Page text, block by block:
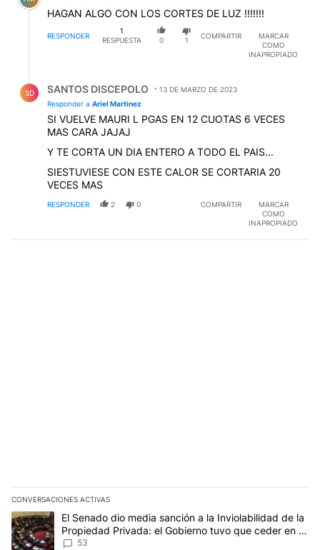
HAGAN ALGO CON LOS CORTES DE LUZ !!!!!!!
RESPONDER
1
RESPUESTA
0 1
COMPARTIR
MARCAR
COMO
INAPROPIADO
SD SANTOS DISCEPOLO
13 DE MARZO DE 2023
Responder a Ariel Martinez
SI VUELVE MAURI L PGAS EN 12 CUOTAS 6 VECES
MAS CARA JAJAJ
Y TE CORTA UN DIA ENTERO A TODO EL PAIS...
SIESTUVIESE CON ESTE CALOR SE CORTARIA 20
VECES MAS
RESPONDER 2 0 COMPARTIR
MARCAR
COMO
INAPROPIADO
CONVERSACIONES ACTIVAS
Este listado muestra los artículos con más comentarios en los
Un artículo de tendencia con el título "El Senado dio media
El Senado dio media sanción a la Inviolabilidad de la
Propiedad Privada: el Gobierno tuvo que ceder en la
Ley del Manejo del Fuego
53